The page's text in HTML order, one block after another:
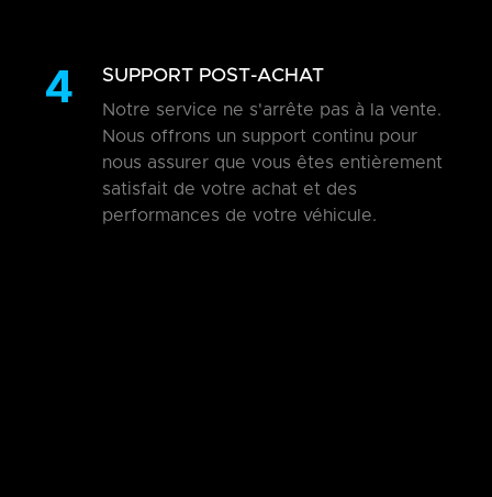
4 SUPPORT POST-ACHAT
Notre service ne s'arrête pas à la vente.
Nous offrons un support continu pour
nous assurer que vous êtes entièrement
satisfait de votre achat et des
performances de votre véhicule.